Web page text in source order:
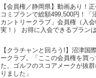
【会員権／静岡県】動画あり！正
コミプランで総額499,500円！「
カントリークラブ」会員権（入
実！） お得に入会できるプラン
画も是非チェック！
【クラチャンと回ろう!】沼津国
ークラブ。「ここの会員権を買っ
た。ゴルフのスコアメークが抜
りました」